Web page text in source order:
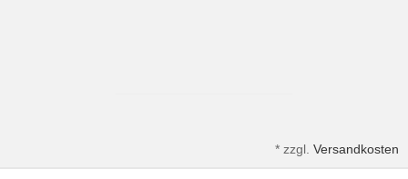
* zzgl. Versandkosten